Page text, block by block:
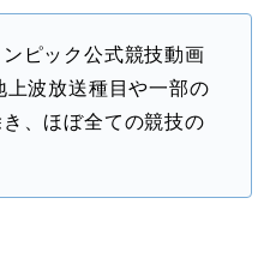
ピック公式競技動画
波放送種目や一部の
、ほぼ全ての競技の